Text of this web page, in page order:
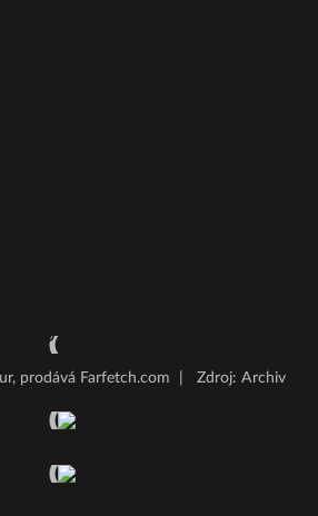
prodává Farfetch.com
Zdroj: Archiv